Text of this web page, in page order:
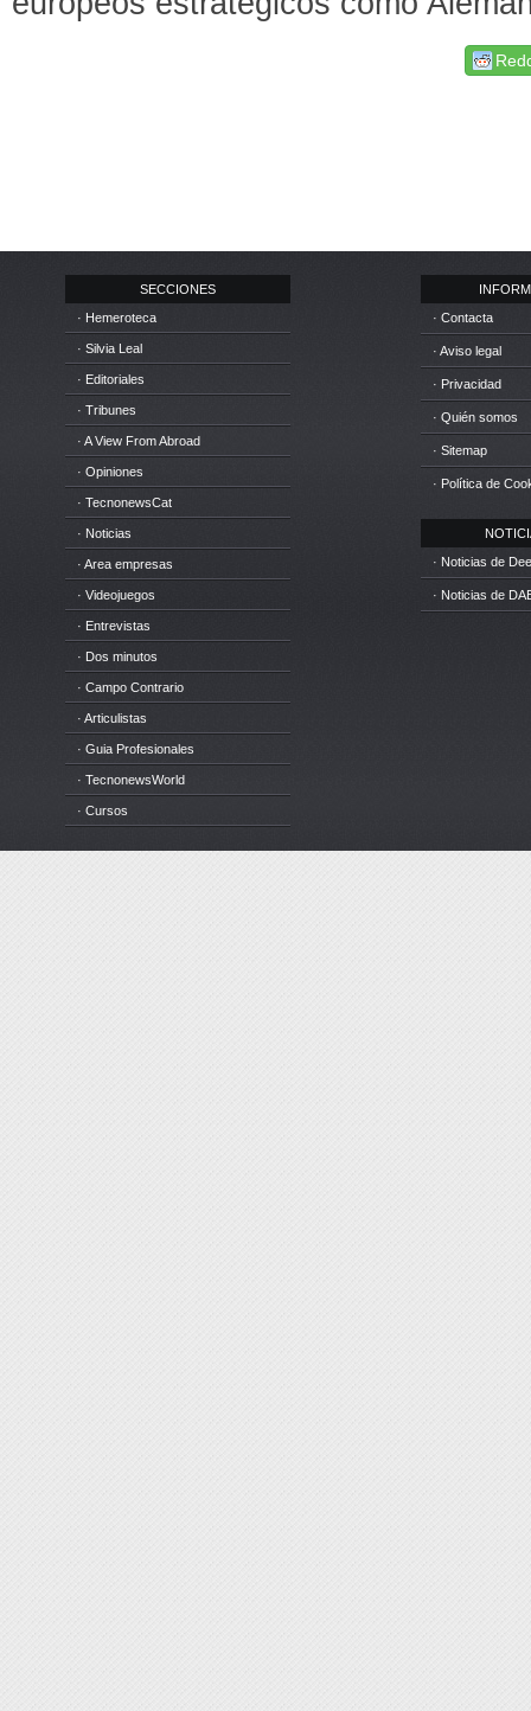
SECCIONES
· Hemeroteca
· Silvia Leal
· Editoriales
· Tribunes
· A View From Abroad
· Opiniones
· TecnonewsCat
· Noticias
· Area empresas
· Videojuegos
· Entrevistas
· Dos minutos
· Campo Contrario
· Articulistas
· Guia Profesionales
· TecnonewsWorld
· Cursos
· Contacta
· Aviso legal
· Privacidad
· Quién somos
· Sitemap
· Política de
· Noticias de
· Noticias de